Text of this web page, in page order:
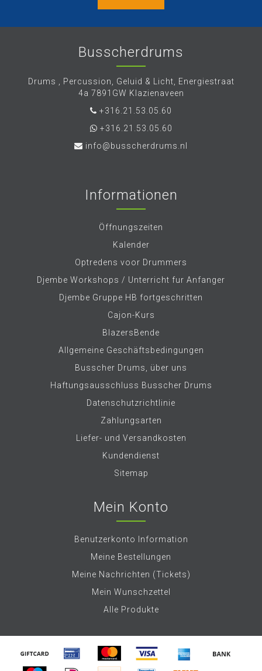
Busscherdrums
Drums , Percussion, Geluid & Licht, Energiestraat
4a 7891GW Klazienaveen
+316.21.53.05.60
+316.21.53.05.60
info@busscherdrums.nl
Informationen
Öffnungszeiten
Kalender
Optredens voor Drummers
Djembe Workshops / Unterricht fur Anfanger
Djembe Gruppe HB fortgeschritten
Cajon-Kurs
BlazersBende
Allgemeine Geschäftsbedingungen
Busscher Drums, über uns
Haftungsausschluss Busscher Drums
Datenschutzrichtlinie
Zahlungsarten
Liefer- und Versandkosten
Kundendienst
Sitemap
Mein Konto
Benutzerkonto Information
Meine Bestellungen
Meine Nachrichten (Tickets)
Mein Wunschzettel
Alle Produkte